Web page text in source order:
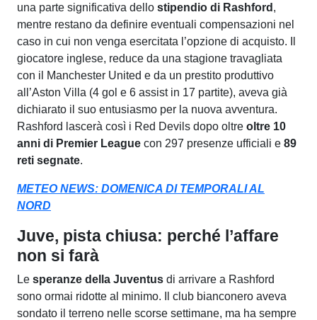
una parte significativa dello stipendio di Rashford ,
mentre restano da definire eventuali compensazioni nel
caso in cui non venga esercitata l’opzione di acquisto. Il
giocatore inglese, reduce da una stagione travagliata
con il Manchester United e da un prestito produttivo
all’Aston Villa (4 gol e 6 assist in 17 partite), aveva già
dichiarato il suo entusiasmo per la nuova avventura.
Rashford lascerà così i Red Devils dopo oltre oltre 10
anni di Premier League con 297 presenze ufficiali e 89
reti segnate.
METEO NEWS: DOMENICA DI TEMPORALI AL
NORD
Juve, pista chiusa: perché l’affare
non si farà
Le speranze della Juventus di arrivare a Rashford
sono ormai ridotte al minimo. Il club bianconero aveva
sondato il terreno nelle scorse settimane, ma ha sempre